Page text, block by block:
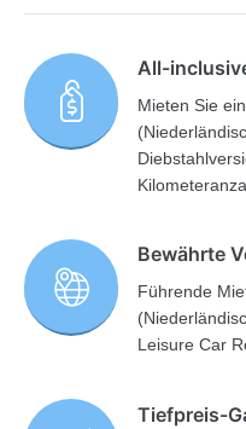
All-
Mieten Sie
Bewährte
Führende
Leisure Car
Tiefpreis-